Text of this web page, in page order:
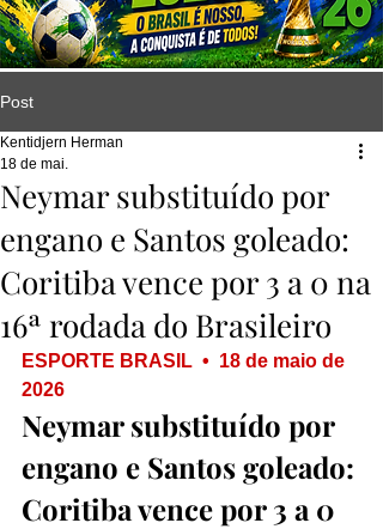
Post
Neymar substituído por
engano e Santos goleado:
Coritiba vence por 3 a 0 na
16ª rodada do Brasileiro
Kentidjern Herman
18 de mai.
ESPORTE BRASIL  •  18 de maio de
2026
Neymar substituído por
engano e Santos goleado:
Coritiba vence por 3 a 0